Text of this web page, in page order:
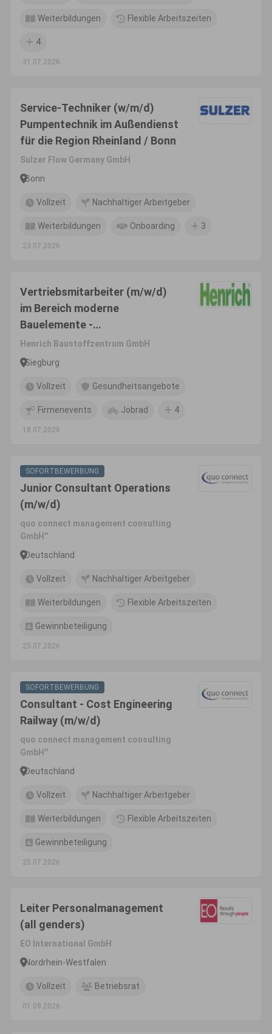
Weiterbildungen Flexible Arbeitszeiten
4
31.07.2026
Service-Techniker (w/m/d)
Pumpentechnik im Außendienst
für die Region Rheinland / Bonn
Sulzer Flow Germany GmbH
Bonn
Vollzeit Nachhaltiger Arbeitgeber
Weiterbildungen Onboarding 3
23.07.2026
Vertriebsmitarbeiter (m/w/d)
im Bereich moderne
Bauelemente -
Objektgeschäft/Profi-Kunden
Henrich Baustoffzentrum GmbH
Siegburg
Vollzeit Gesundheitsangebote
Firmenevents Jobrad 4
18.07.2026
SOFORTBEWERBUNG
Junior Consultant Operations
(m/w/d)
quo connect management consulting
GmbH''
Deutschland
Vollzeit Nachhaltiger Arbeitgeber
Weiterbildungen Flexible Arbeitszeiten
Gewinnbeteiligung
25.07.2026
SOFORTBEWERBUNG
Consultant - Cost Engineering
Railway (m/w/d)
quo connect management consulting
GmbH''
Deutschland
Vollzeit Nachhaltiger Arbeitgeber
Weiterbildungen Flexible Arbeitszeiten
Gewinnbeteiligung
25.07.2026
Leiter Personalmanagement
(all genders)
EO International GmbH
Nordrhein-Westfalen
Vollzeit Betriebsrat
01.08.2026